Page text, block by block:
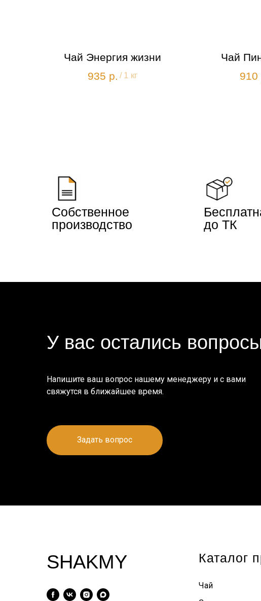
Чай Энергия жизни
935 р. / 1 кг
Чай
910
Собственное
производство
до ТК
У вас остались
Напишите ваш вопрос нашему менеджеру и с вами
свяжутся в ближайшее время.
Задать вопрос
SHAKMY Каталог
Чай